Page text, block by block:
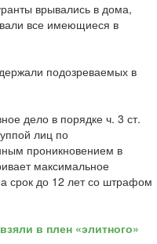
врывались в дома,
все имеющиеся в
подозреваемых в
дело в порядке ч. 3 ст.
лиц по
проникновением в
максимальное
срок до 12 лет со штрафом
в плен «элитного»